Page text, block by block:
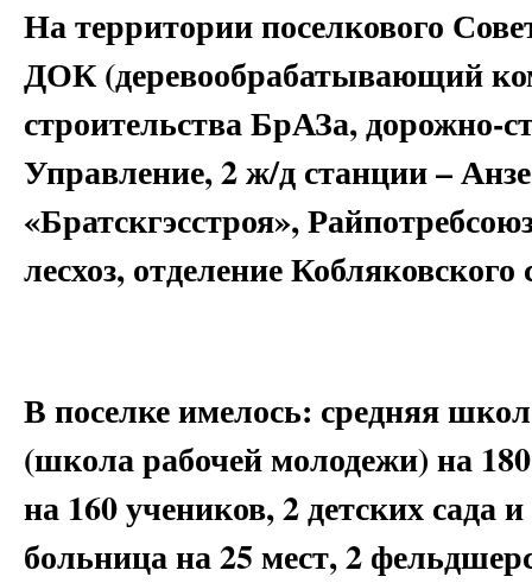
На территории поселкового
ДОК (деревообрабатывающий
строительства БрАЗа, дорожно-
Управление, 2 ж/д станции –
«Братскгэсстроя»,
лесхоз, отделение Кобляковского
В поселке имелось: средняя
(школа рабочей молодежи) на
на 160 учеников, 2 детских сада
больница на 25 мест, 2